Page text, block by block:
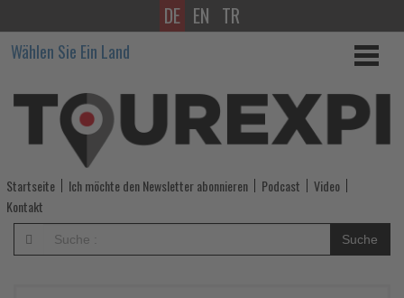
Bad
Kissingen
setzt
im
Sommer
auf
Klassik,
DE EN TR
Wählen Sie Ein Land
Startseite Ich möchte den Newsletter abonnieren Podcast
Video
Kontakt
Suche